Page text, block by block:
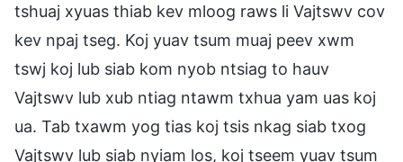
tshuaj xyuas thiab kev mloog raws li Vajtswv cov
kev npaj tseg. Koj yuav tsum muaj peev xwm
tswj koj lub siab kom nyob ntsiag to hauv
Vajtswv lub xub ntiag ntawm txhua yam uas koj
ua. Tab txawm yog tias koj tsis nkag siab txog
Vajtswv lub siab nyiam los, koj tseem yuav tsum